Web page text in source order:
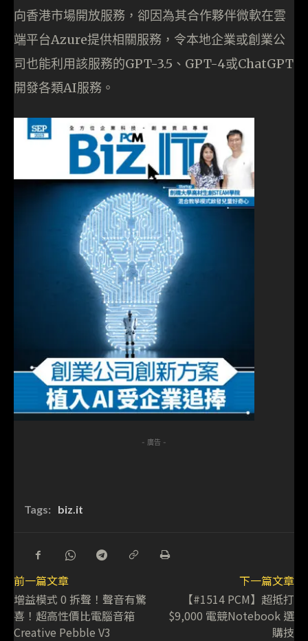
向香港市場開放服務，卻因為其合作夥伴微軟在雲
端平台Azure提供相關服務，令本地企業或創業公
司也能利用該服務的GPT-3.5、GPT-4或ChatGPT
開發各類AI服務。
- 廣告 -
Tags: biz.it
前一篇文章
增益模式 0 拆聲！聲音有驚
喜！超高性價比電腦音箱
Creative Pebble V3
下一篇文章
【#1514 PCM】超抵打
$9,000 電競Notebook 選
購技